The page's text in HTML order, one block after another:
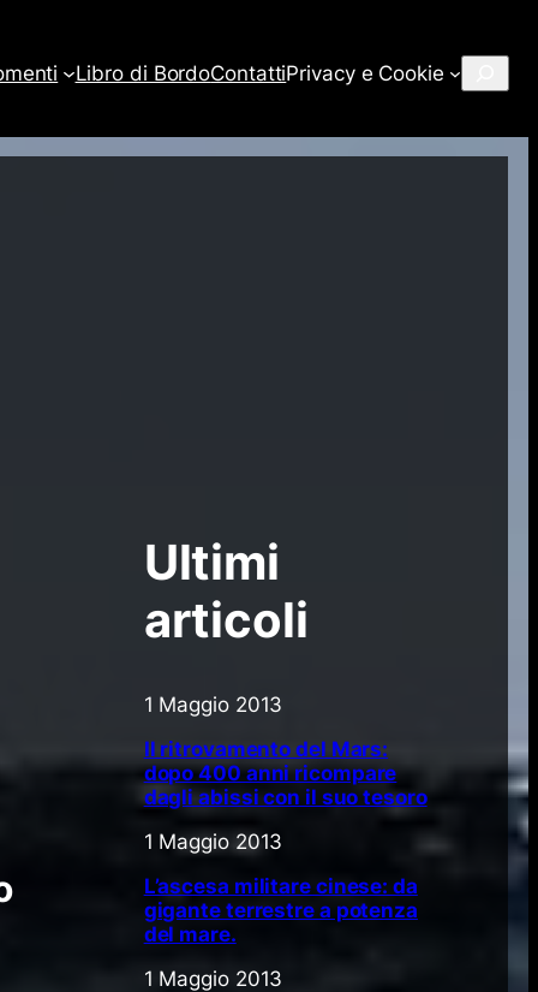
Libro di BordoContattiPrivacy e Cookie
Ultimi
articoli
1 Maggio 2013
Il ritrovamento del Mars:
dopo 400 anni ricompare
dagli abissi con il suo tesoro
1 Maggio 2013
L’ascesa militare cinese: da
gigante terrestre a potenza
del mare.
1 Maggio 2013